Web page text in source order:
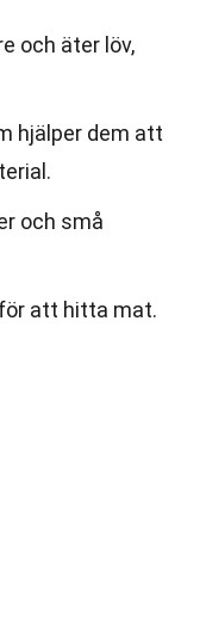
och äter löv,
hjälper dem att
och små
att hitta mat.